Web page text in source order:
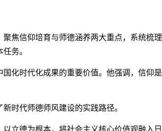
信仰培育与师德涵养两大重点，系统梳
务。
化时代化成果的重要价值。他强调，信仰
时代师德师风建设的实践路径。
立德为根本，将社会主义核心价值观融入